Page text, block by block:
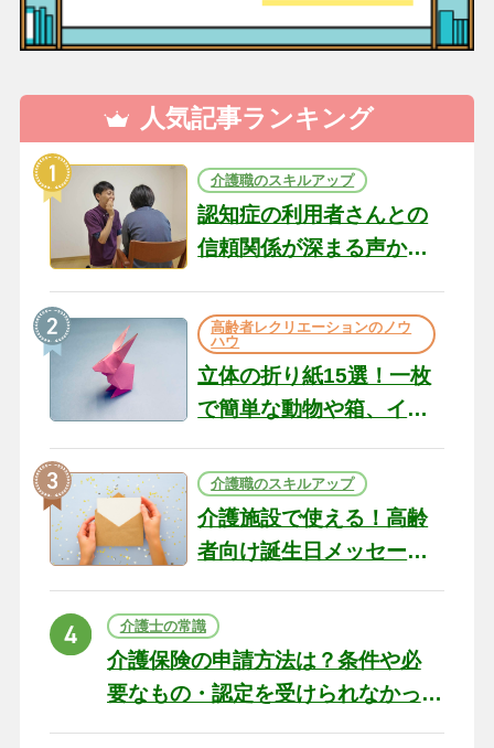
人気記事ランキング
介護職のスキルアップ
認知症の利用者さんとの
信頼関係が深まる声かけ
の現場から（22）
高齢者レクリエーションのノウ
ハウ
立体の折り紙15選！一枚
で簡単な動物や箱、イン
介護職のスキルアップ
介護施設で使える！高齢
者向け誕生日メッセージ
ト
介護士の常識
介護保険の申請方法は？条件や必
要なもの・認定を受けられなかっ